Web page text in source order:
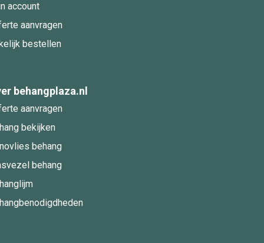
account
aanvragen
bestellen
behangplaza.nl
aanvragen
bekijken
behang
behang